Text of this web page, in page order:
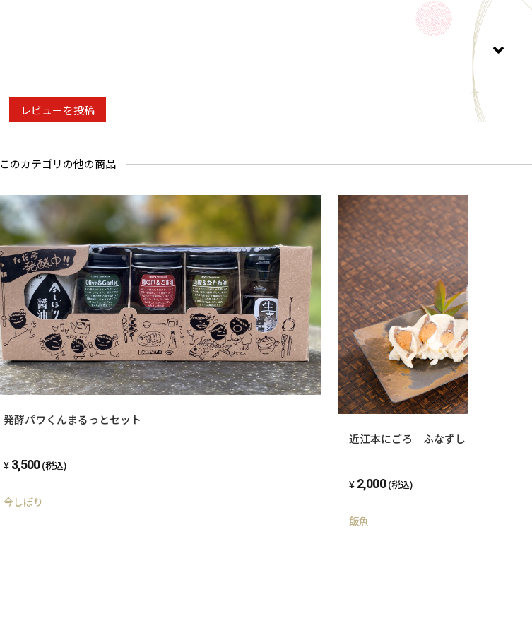
び高温多湿を避け涼しい場所で保存し、開封後は賞味期限にかか
わらず出来る限りお早めにお召し上がりください。
レビューを投稿
このカテゴリの他の商品
発酵パワくんまるっとセット
3,500 (税込)
今しぼり
近江本にごろ ふなずし「お試しセッ
2,000 (税込)
飯魚